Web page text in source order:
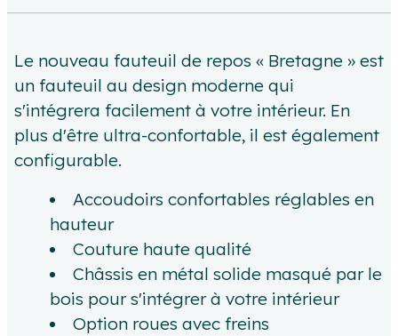
Le nouveau fauteuil de repos « Bretagne » est
un fauteuil au design moderne qui
s'intégrera facilement à votre intérieur. En
plus d'être ultra-confortable, il est également
configurable.
Accoudoirs confortables réglables en
hauteur
Couture haute qualité
Châssis en métal solide masqué par le
bois pour s'intégrer à votre intérieur
Option roues avec freins